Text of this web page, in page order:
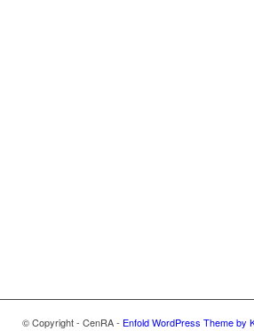
© Copyright - CenRA - Enfold WordPress Theme by